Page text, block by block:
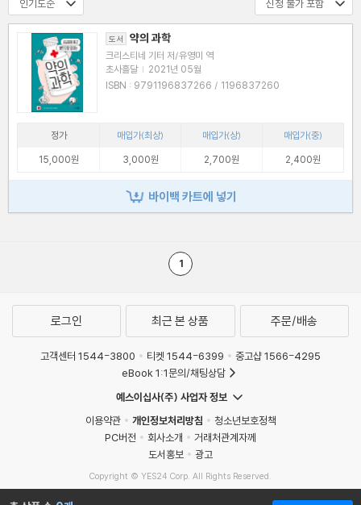
도서 약의 과학
크리스티네 기터 저/유영미 역
초사흘달 | 2021년 05월
ISBN : 9791196837266 / 1196837260
정가 매입가(최상) 매입가(상)
매입가(중)
15,000원
3,000원 2,700원 2,400원
바이백 카트에 넣기
1
로그인 최근 본 상품 주문/배송
고객센터 1544-3800 티켓 1544-6399
중고샵 1566-4295
eBook 1:1문의/채팅상담
예스이십사(주) 사업자 정보
이용약관
개인정보처리방침
청소년보호정책
PC버전
회사소개
거래처관계자께
도서홍보
광고
Copyright © YES24 Corp. All Rights Reserved.
MATOM8